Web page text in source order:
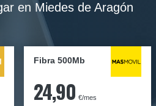
en Miedes de Aragón
Fibra 500Mb
24,90 €/mes